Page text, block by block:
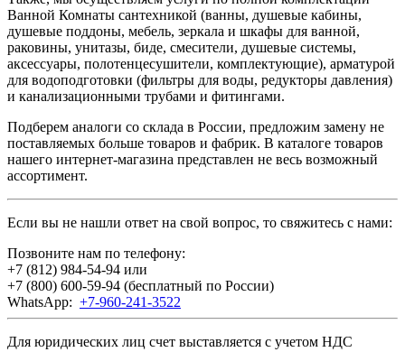
Ванной Комнаты сантехникой (ванны, душевые кабины,
душевые поддоны, мебель, зеркала и шкафы для ванной,
раковины, унитазы, биде, смесители, душевые системы,
аксессуары, полотенцесушители, комплектующие), арматурой
для водоподготовки (фильтры для воды, редукторы давления)
и канализационными трубами и фитингами.
Подберем аналоги со склада в России, предложим замену не
поставляемых больше товаров и фабрик. В каталоге товаров
нашего интернет-магазина представлен не весь возможный
ассортимент.
Если вы не нашли ответ на свой вопрос, то свяжитесь с нами:
Позвоните нам по телефону:
+7 (812) 984-54-94 или
+7 (800) 600-59-94 (бесплатный по России)
WhatsApp: +7-960-241-3522
Для юридических лиц счет выставляется с учетом НДС